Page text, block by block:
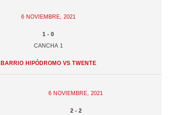
6 noviembre, 2021
1 -0
Cancha 1
Barrio Hipódromo vs Twente
6 noviembre, 2021
2- 2